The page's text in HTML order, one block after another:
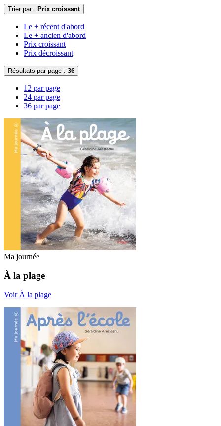
Trier par : Prix croissant
Le + récent d'abord
Le + ancien d'abord
Prix croissant
Prix décroissant
Résultats par page : 36
12 par page
24 par page
36 par page
Ma journée
À la plage
Voir À la plage